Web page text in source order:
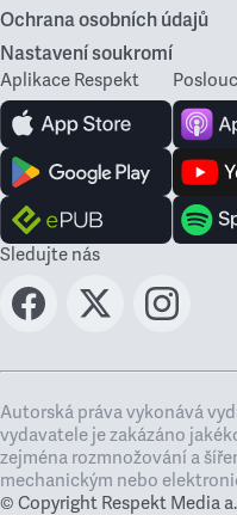
Ochrana osobních údajů
Nastavení soukromí
Aplikace Respekt
Sledujte nás
Autorská práva vykonává
vydavatele je zakázáno
zejména rozmnožování a
mechanickým nebo
© Copyright Respekt Media